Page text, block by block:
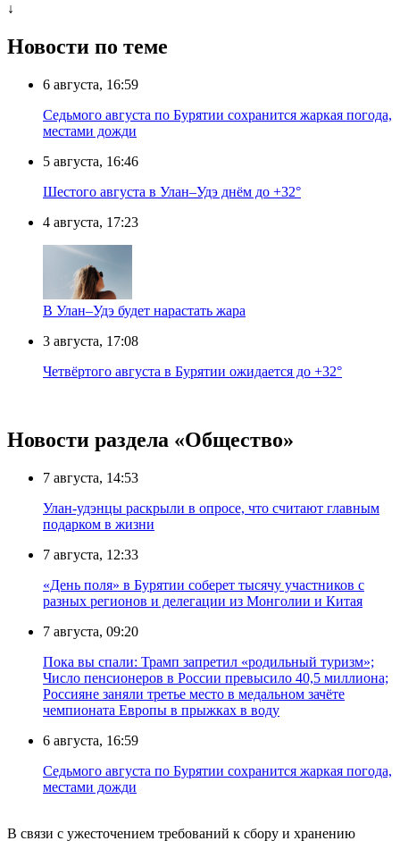
↓
Новости по теме
6 августа, 16:59
Седьмого августа по Бурятии сохранится жаркая погода,
местами дожди
5 августа, 16:46
Шестого августа в Улан–Удэ днём до +32°
4 августа, 17:23
В Улан–Удэ будет нарастать жара
3 августа, 17:08
Четвёртого августа в Бурятии ожидается до +32°
Новости раздела «Общество»
7 августа, 14:53
Улан-удэнцы раскрыли в опросе, что считают главным
подарком в жизни
7 августа, 12:33
«День поля» в Бурятии соберет тысячу участников с
разных регионов и делегации из Монголии и Китая
7 августа, 09:20
Пока вы спали: Трамп запретил «родильный туризм»;
Число пенсионеров в России превысило 40,5 миллиона;
Россияне заняли третье место в медальном зачёте
чемпионата Европы в прыжках в воду
6 августа, 16:59
Седьмого августа по Бурятии сохранится жаркая погода,
местами дожди
В связи с ужесточением требований к сбору и хранению